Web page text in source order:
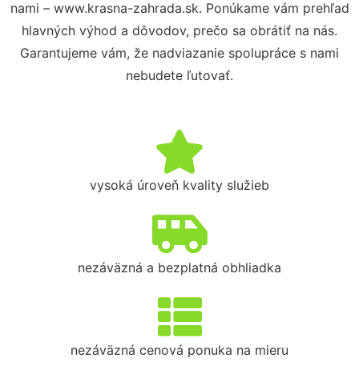
nami – www.krasna-zahrada.sk. Ponúkame vám prehľad
hlavných výhod a dôvodov, prečo sa obrátiť na nás.
Garantujeme vám, že nadviazanie spolupráce s nami
nebudete ľutovať.
vysoká úroveň kvality služieb
nezáväzná a bezplatná obhliadka
nezáväzná cenová ponuka na mieru